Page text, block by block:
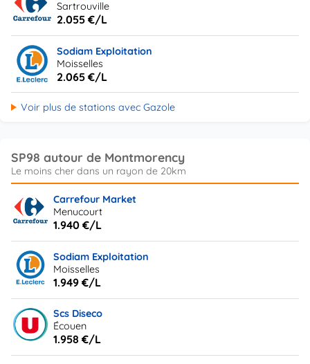
Sartrouville
2.055 €/L
Sodiam Exploitation
Moisselles
2.065 €/L
Voir plus de stations avec Gazole
SP98 autour de Montmorency
Carrefour Market
Menucourt
1.940 €/L
Sodiam Exploitation
Moisselles
1.949 €/L
Scs Diseco
Écouen
1.958 €/L